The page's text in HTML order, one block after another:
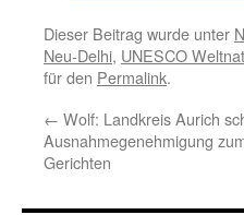
Dieser Beitrag wurde unter
Neu-Delhi, UNESCO
für den Permalink.
← Wolf: Landkreis Aurich
Ausnahmegenehmigung
Gerichten